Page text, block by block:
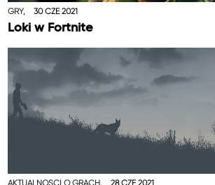
GRY, 30 CZE 2021
Loki w Fortnite
AKTUALNOŚCI O GRACH, 28 CZE 2021